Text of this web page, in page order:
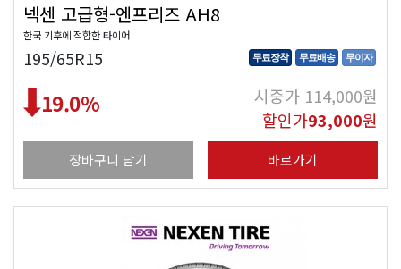
넥센 고급형-엔프리즈 AH8
한국 기후에 적합한 타이어
195/65R15 무료장착 무료배송 무이자
19.0% 시중가114,000원
할인가93,000원
장바구니 담기 바로가기